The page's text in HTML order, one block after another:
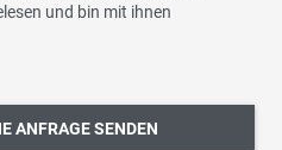
und bin mit ihnen
ANFRAGE SENDEN